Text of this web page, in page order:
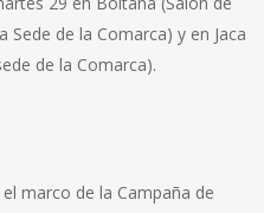
de la Comarca) y en Jaca
de la Comarca).
marco de la Campaña de